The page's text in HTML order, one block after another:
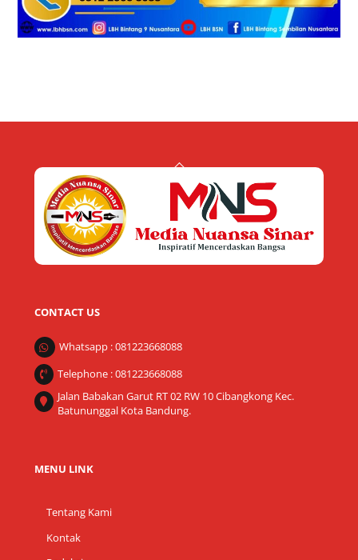
Back
Top
CONTACT US
Whatsapp : 081223668088
Telephone : 081223668088
Jalan Babakan Garut RT 02 RW 10 Cibangkong Kec.
Batununggal Kota Bandung.
MENU LINK
Tentang Kami
Kontak